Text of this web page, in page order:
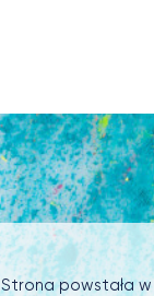
Strona powstała